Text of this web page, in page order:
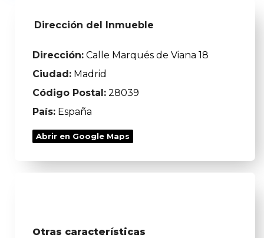
Dirección del Inmueble
Dirección: Calle Marqués de Viana 18
Ciudad: Madrid
Código Postal: 28039
País: España
Abrir en Google Maps
Otras características